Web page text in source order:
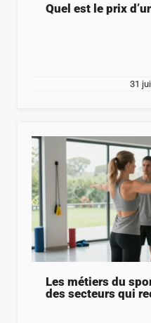
Quel est le prix
31
Les métiers du
des secteurs qui